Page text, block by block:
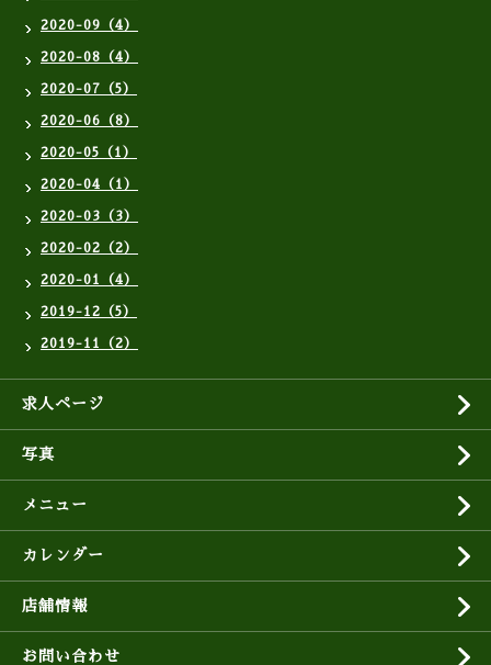
2020-09（4）
2020-08（4）
2020-07（5）
2020-06（8）
2020-05（1）
2020-04（1）
2020-03（3）
2020-02（2）
2020-01（4）
2019-12（5）
2019-11（2）
求人ページ
写真
メニュー
カレンダー
店舗情報
お問い合わせ